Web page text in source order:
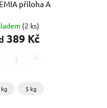
příloha A
(2 ks)
389 Kč
kg 5 kg